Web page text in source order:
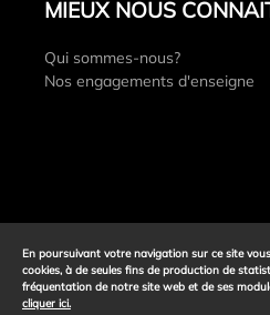
MIEUX NOUS
Qui sommes-nous?
Nos engagements d'enseigne
En poursuivant votre navigation sur ce site
cookies, à de seules fins de production de
fréquentation de notre site web et de ses
cliquer ici.